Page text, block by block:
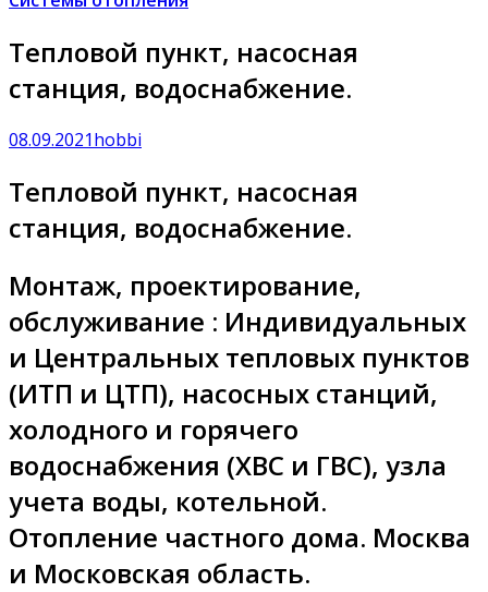
Тепловой пункт, насосная
станция, водоснабжение.
08.09.2021hobbi
Тепловой пункт, насосная
станция, водоснабжение.
Монтаж, проектирование,
обслуживание : Индивидуальных
и Центральных тепловых пунктов
(ИТП и ЦТП), насосных станций,
холодного и горячего
водоснабжения (ХВС и ГВС), узла
учета воды, котельной.
Отопление частного дома. Москва
и Московская область.